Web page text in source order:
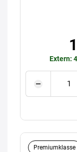
Extern:
Premiumklasse